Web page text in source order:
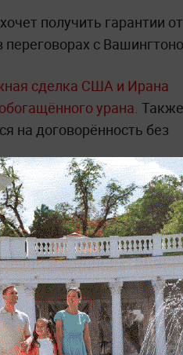
получить гарантии от
с
сделка США и Ирана
урана. Также
на договорённость без
назвал 3
развития ядерной
Ирана